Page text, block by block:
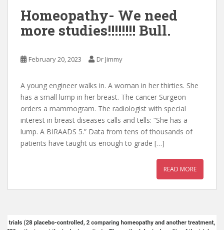
Homeopathy- We need
more studies!!!!!!!! Bull.
February 20, 2023 Dr Jimmy
A young engineer walks in. A woman in her thirties. She
has a small lump in her breast. The cancer Surgeon
orders a mammogram. The radiologist with special
interest in breast diseases calls and tells: “She has a
lump. A BIRAADS 5.” Data from tens of thousands of
patients have taught us enough to grade […]
READ MORE